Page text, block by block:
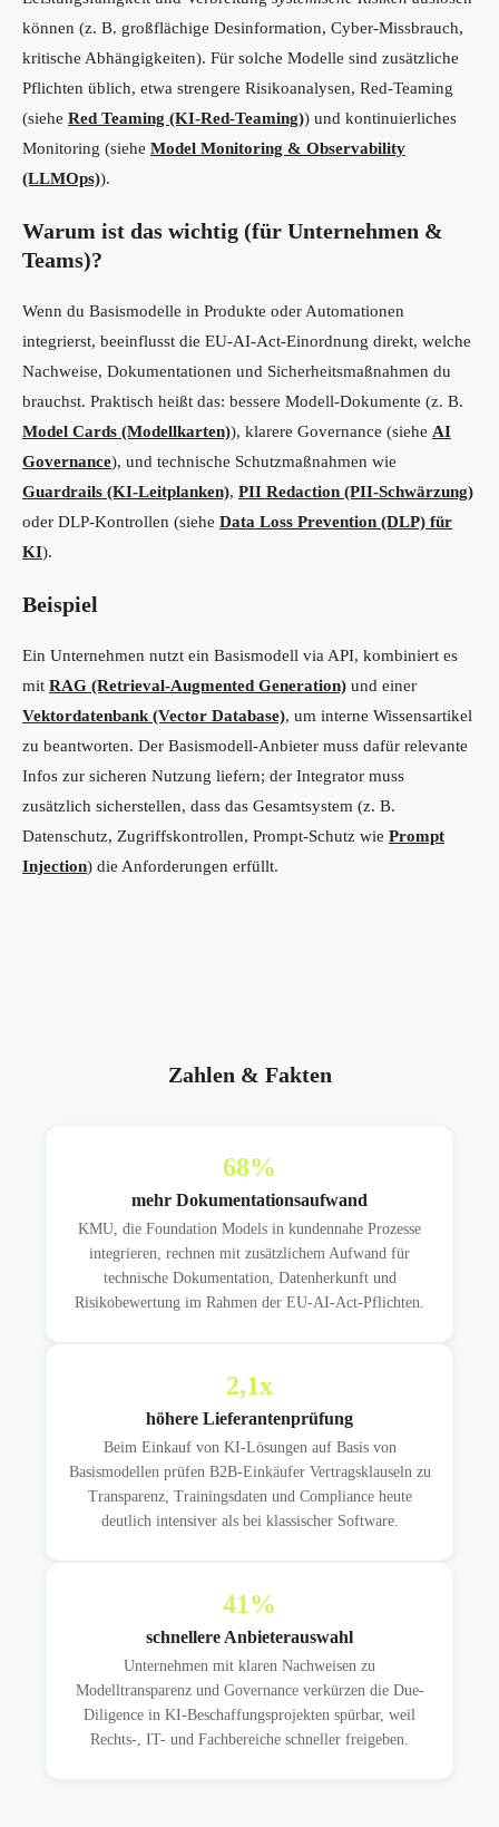
können (z. B. großflächige Desinformation, Cyber-Missbrauch,
kritische Abhängigkeiten). Für solche Modelle sind zusätzliche
Pflichten üblich, etwa strengere Risikoanalysen, Red-Teaming
(siehe Red Teaming (KI-Red-Teaming)) und kontinuierliches
Monitoring (siehe Model Monitoring & Observability
(LLMOps)).
Warum ist das wichtig (für Unternehmen &
Teams)?
Wenn du Basismodelle in Produkte oder Automationen
integrierst, beeinflusst die EU-AI-Act-Einordnung direkt, welche
Nachweise, Dokumentationen und Sicherheitsmaßnahmen du
brauchst. Praktisch heißt das: bessere Modell-Dokumente (z. B.
Model Cards (Modellkarten)), klarere Governance (siehe AI
Governance), und technische Schutzmaßnahmen wie
Guardrails (KI-Leitplanken), PII Redaction (PII-Schwärzung)
oder DLP-Kontrollen (siehe Data Loss Prevention (DLP) für
KI).
Beispiel
Ein Unternehmen nutzt ein Basismodell via API, kombiniert es
mit RAG (Retrieval-Augmented Generation) und einer
Vektordatenbank (Vector Database), um interne Wissensartikel
zu beantworten. Der Basismodell-Anbieter muss dafür relevante
Infos zur sicheren Nutzung liefern; der Integrator muss
zusätzlich sicherstellen, dass das Gesamtsystem (z. B.
Datenschutz, Zugriffskontrollen, Prompt-Schutz wie Prompt
Injection) die Anforderungen erfüllt.
Zahlen & Fakten
68%
mehr Dokumentationsaufwand
KMU, die Foundation Models in kundennahe Prozesse
integrieren, rechnen mit zusätzlichem Aufwand für
technische Dokumentation, Datenherkunft und
Risikobewertung im Rahmen der EU-AI-Act-Pflichten.
2,1x
höhere Lieferantenprüfung
Beim Einkauf von KI-Lösungen auf Basis von
Basismodellen prüfen B2B-Einkäufer Vertragsklauseln zu
Transparenz, Trainingsdaten und Compliance heute
deutlich intensiver als bei klassischer Software.
41%
schnellere Anbieterauswahl
Unternehmen mit klaren Nachweisen zu
Modelltransparenz und Governance verkürzen die Due-
Diligence in KI-Beschaffungsprojekten spürbar, weil
Rechts-, IT- und Fachbereiche schneller freigeben.